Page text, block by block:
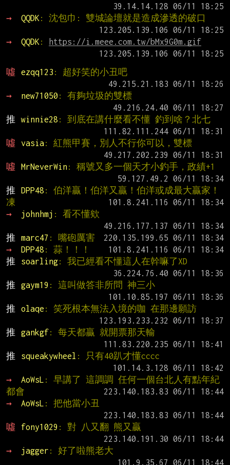
→
QQDK : 沈包巾: 雙城論壇就是造成滲透的破口
→
QQDK :
https://i.meee.com.tw/bMx9G0m.gif
噓
ezqq123 : 超好笑的小丑吧
→
new71050 : 有夠垃圾的雙標
推
winnie28 : 到底在講什麼看不懂 釣到啥？北七
噓
vasia: 紅熊甲賽，別人不行你可以，雙標
噓
MrNeverWin: 稱號又多一個天才小釣手，政績+1
推
DPP48 : 伯洋贏！伯洋又贏！伯洋或成最大贏家！
凍
→
johnhmj : 看不懂欸
推
marc47 : 嘴砲厲害
→
DPP48 : 蒜！！！
推
soarling: 我已經看不懂這人在幹嘛了XD
推
gaym19 : 這叫做答非所問 神三小
推
olaqe : 笑死根本無法入境的咖 在那邊願訪
推
gankgf: 每天都贏 就開票那天輸
推
squeakywheel : 只有40趴才懂cccc
→
AoWsL : 早講了 這調調 任何一個台北人有點年紀
都會
→
AoWsL : 把他當小丑
噓
fony1029 : 對 八又翻 熊又贏
→
jagger : 好了啦熊老大